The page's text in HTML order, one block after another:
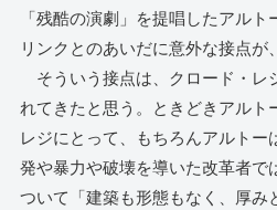
「残酷の演劇」を提唱したアル
リンクとのあいだに意外な接点が
そういう接点は、クロード・レ
れてきたと思う。ときどきアルト
レジにとって、もちろんアルトー
発や暴力や破壊を導いた改革者で
ついて「建築も形態もなく、厚み